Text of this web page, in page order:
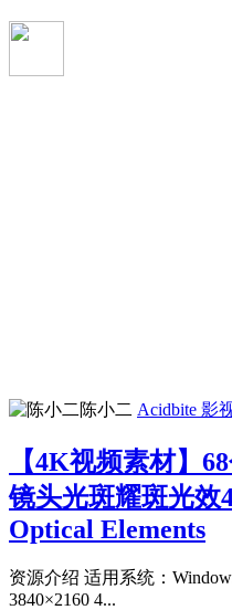
陈小二 Acidbite 影
【4K视频素材】
镜头光斑耀斑光效
Optical Elements
资源介绍 适用系统：
3840×2160 4...